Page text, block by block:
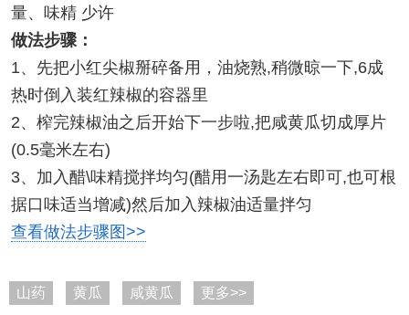
量、味精 少许
做法步骤：
1、先把小红尖椒掰碎备用，油烧熟,稍微晾一下,6成
热时倒入装红辣椒的容器里
2、榨完辣椒油之后开始下一步啦,把咸黄瓜切成厚片
(0.5毫米左右)
3、加入醋\味精搅拌均匀(醋用一汤匙左右即可,也可根
据口味适当增减)然后加入辣椒油适量拌匀
查看做法步骤图>>
山药 黄瓜 咸黄瓜 更多>>